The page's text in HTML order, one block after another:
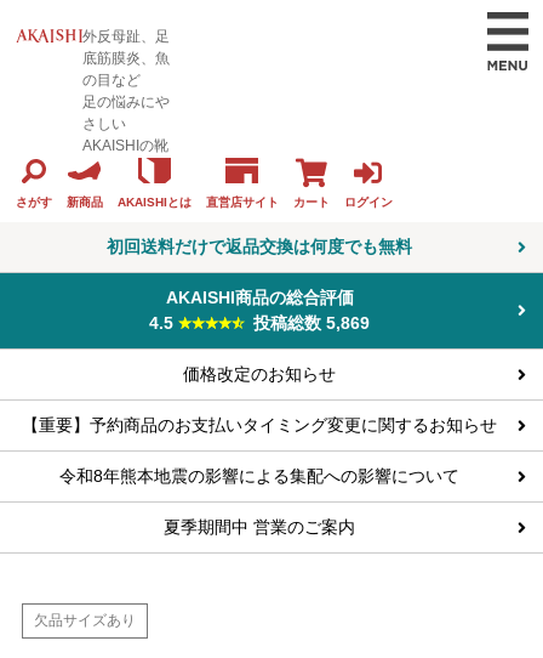
外反母趾、足
底筋膜炎、魚
の目など
足の悩みにや
さしい
AKAISHIの靴
さがす 新商品 AKAISHIとは 直営店サイト カート ログイン
初回送料だけで返品交換は何度でも無料
AKAISHI商品の総合評価
4.5
投稿総数 5,869
価格改定のお知らせ
【重要】予約商品のお支払いタイミング変更に関するお知らせ
令和8年熊本地震の影響による集配への影響について
夏季期間中 営業のご案内
欠品サイズあり